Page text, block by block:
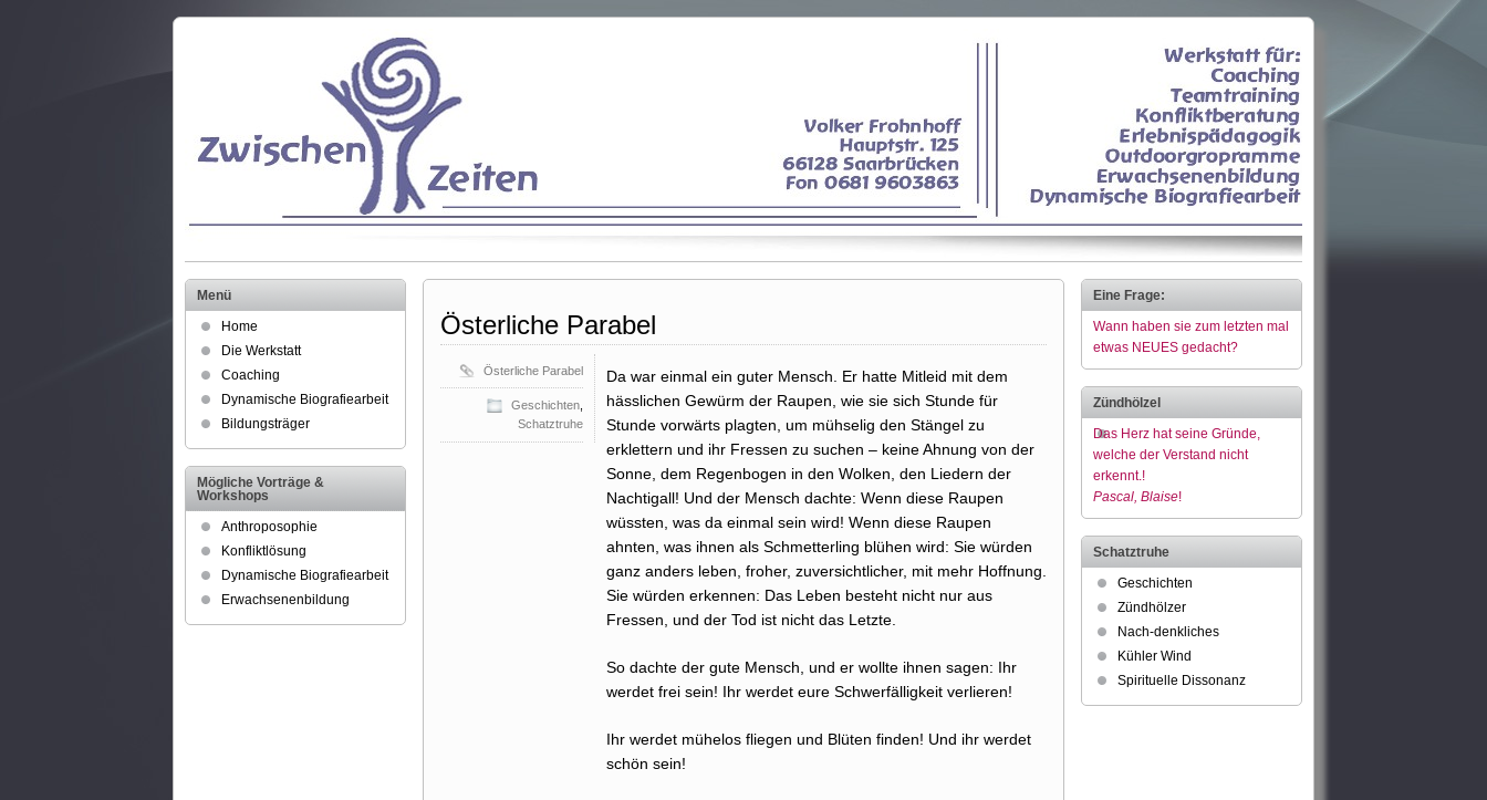
Österliche Parabel
Da war einmal ein guter Mensch. Er hatte Mitleid mit dem
hässlichen Gewürm der Raupen, wie sie sich Stunde für
Stunde vorwärts plagten, um mühselig den Stängel zu
erklettern und ihr Fressen zu suchen – keine Ahnung von der
Sonne, dem Regenbogen in den Wolken, den Liedern der
Nachtigall! Und der Mensch dachte: Wenn diese Raupen
wüssten, was da einmal sein wird! Wenn diese Raupen
ahnten, was ihnen als Schmetterling blühen wird: Sie würden
ganz anders leben, froher, zuversichtlicher, mit mehr Hoffnung.
Sie würden erkennen: Das Leben besteht nicht nur aus
Fressen, und der Tod ist nicht das Letzte.
So dachte der gute Mensch, und er wollte ihnen sagen: Ihr
werdet frei sein! Ihr werdet eure Schwerfälligkeit verlieren!
Ihr werdet mühelos fliegen und Blüten finden! Und ihr werdet
schön sein!
Österliche Parabel
Geschichten
Schatztruhe
Menü
Home
Die Werkstatt
Coaching
Dynamische Biografiearbeit
Bildungsträger
Mögliche Vorträge &
Workshops
Anthroposophie
Konfliktlösung
Dynamische Biografiearbeit
Erwachsenenbildung
Eine Frage:
Wann haben sie zum letzten mal
etwas NEUES gedacht?
Zündhölzel
Das Herz hat seine Gründe,
welche der Verstand nicht
erkennt.!
Pascal, Blaise!
Schatztruhe
Geschichten
Zündhölzer
Nach-denkliches
Kühler Wind
Spirituelle Dissonanz